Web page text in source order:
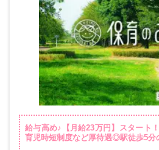
給与高め♪【月給23万円】スタート
育児時短制度など厚待遇◎駅徒歩5分